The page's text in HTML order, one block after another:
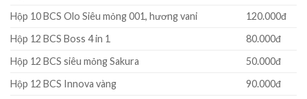
Hộp 10 BCS Olo Siêu mỏng 001, hương vani
120.000đ
Hộp 12 BCS Boss 4 in 1
80.000đ
Hộp 12 BCS siêu mỏng Sakura
50.000đ
Hộp 12 BCS Innova vàng
90.000đ